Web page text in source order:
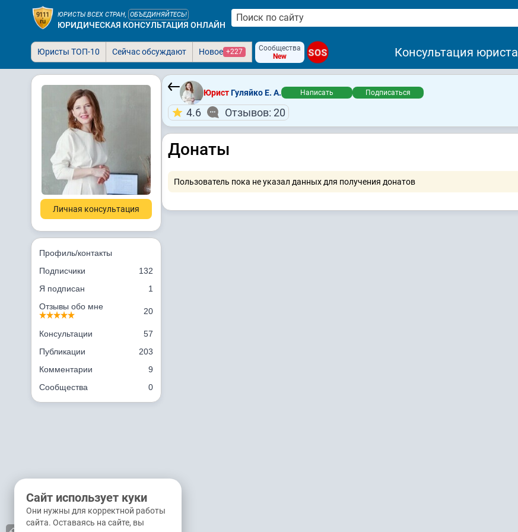
ЮРИСТЫ ВСЕХ СТРАН, ОБЪЕДИНЯЙТЕСЬ!
ЮРИДИЧЕСКАЯ КОНСУЛЬТАЦИЯ ОНЛАЙН
Юристы ТОП-10 Сейчас обсуждают Новое +227
Сообщества
New
SOS Консультация юриста
Личная консультация
Профиль/контакты
Подписчики
132
Я подписан
1
Отзывы обо мне
20
Консультации
57
Публикации
203
Комментарии
9
Сообщества
0
Юрист Гуляйко Е. А. Написать Подписаться
4.6 Отзывов: 20
Донаты
Пользователь пока не указал данных для получения донатов
Сайт использует куки
Они нужны для корректной работы
сайта. Оставаясь на сайте, вы